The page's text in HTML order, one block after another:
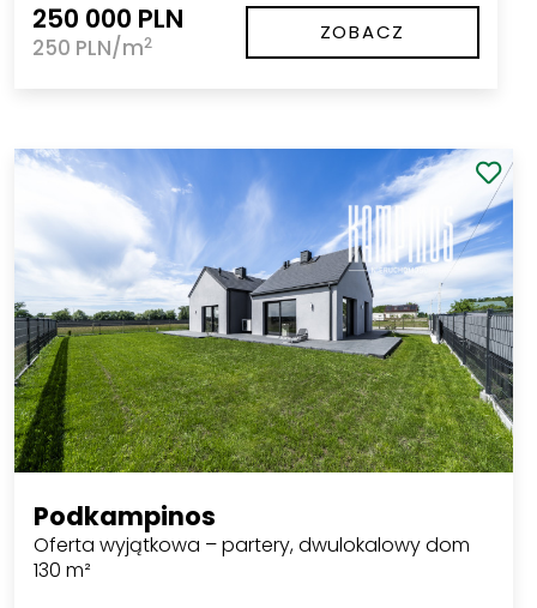
250 000 PLN
250 PLN/m2 ZOBACZ
Podkampinos
Oferta wyjątkowa – partery, dwulokalowy dom
130 m²